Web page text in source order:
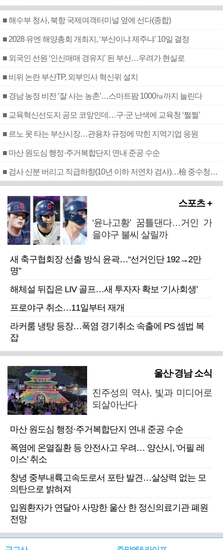
■ 해수부 청사, 북항 국제여객터미널 옆에 선다(종합)
■ 2028 유엔 해양총회 개최지, ‘부산이냐 제주냐’ 10일 결정
■ 외국인 선원 ‘인신매매 경유지’ 된 부산…우려가 현실로
■ 비위 논란 부산TP, 외부인사 혁신위 설치
■ 경남 농정 비전 ‘잘 사는 농촌’…스마트팜 1000㏊까지 늘린다
■ 교육혁신선도지 공모 코앞인데…구·군 난색에 교육청 ‘쩔쩔’
■ 르노 못 타는 부산시장…관용차 규정에 막힌 지역기업 응원
■ 마산 원도심 행정·주거복합단지 연내 준공 수순
■ 검사 신분 버리고 직급하향(10년 이하 저연차 검사)…檢 중수청행 기피
스포츠 +
‘윤나고황’ 꿈틀댄다…거인 가
을야구 불씨 살릴까
새 축구협회장 선출 방식 윤곽…“선거인단 192→2만
명”
해체설 뒤집은 LIV 골프…새 투자자 확보 ‘기사회생’
프로야구 취소…11일부터 재개
라커룸 냉탕 등장…폭염 경기취소 속출에 PS 셈법 복
잡
울산·경남 소식
진주성의 역사, 빛과 미디어로
되살아난다
마산 원도심 행정·주거복합단지 연내 준공 수순
폭염에 온열질환 등 안전사고 우려… 양산시, '어필 레
이스' 취소
창녕 중부내륙고속도로서 포탄 발견…살상력 없는 모
의탄으로 밝혀져
입원환자가 연달아 사망한 울산 한 정신의료기관 폐원
전망